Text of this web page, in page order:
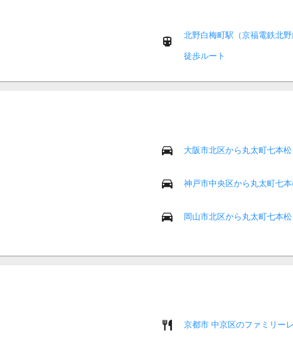
北野白梅町駅（京福電鉄北
徒歩ルート
大阪市北区から丸太町七本松
神戸市中央区から丸太町七
岡山市北区から丸太町七本松
京都市 中京区のファミリー